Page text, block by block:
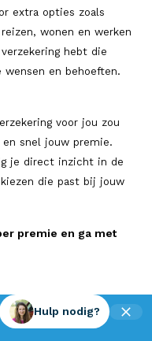
extra opties zoals
wonen en werken
hebt die
en behoeften.
voor jou zou
en snel jouw premie.
je direct inzicht in de
die past bij jouw
premie en ga met
Hulp nodig?